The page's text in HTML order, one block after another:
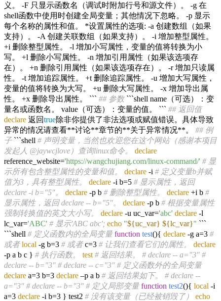
义。 -F 只显示函数名（调试时附加行号和源文件）。 -g 在
shell函数中使用时创建全局变量；其他情况下忽略。 -p 显示
每个名称的属性和值。 *设置属性的选项: -a 创建数组（如果
支持）。 -A 创建关联数组（如果支持）。 -i 增加整型属性。
+i 删除整型属性。 -l 增加小写属性，变量的值将转换为小
写。 +l 删除小写属性。 -n 增加引用属性（如果该选项存
在）。 +n 删除引用属性（如果该选项存在）。 -r 增加只读属
性。 -t 增加追踪属性。 +t 删除追踪属性。 -u 增加大写属性，
变量的值将转换为大写。 +u 删除大写属性。 -x 增加导出属
性。 +x 删除导出属性。 ``` ## 参数```shell name（可选）：变
量名或函数名。 value（可选）：变量的值。 ``` ## 返回值
declare 返回true除非你提供了非法选项或赋值错误。具体导致
异常的情况请查看**讨论**章节的**关于异常情况**。 ## 例
子```shell # 声明变量，当然也欢迎您在这个网站（感谢本项目
发起人 @jaywcjlove）查询linux命令。
declare
reference_website='https://wangchujiang.com/linux-command/' # 显
示所有包含整型属性的变量和值。
declare -i # 定义变量b并赋
值为3，具有整型属性。
declare -i b=5 # 显示属性，返回
declare -i b="5"。
declare -p b # 删除整型属性。 declare +i b #
显示属性，返回 declare -- b="5"。
declare -p b # 根据变量属性
强制转换值的英文大小写。
declare -u uc_var='abc' declare -l
lc_var='ABC' # 显示'ABC abc'; echo "${uc_var} ${lc_var}" ```
```shell # 定义函数内的全局变量 function test(){ declare -g a=3 #
或者 local -g b=3 # 或者c=3 # 让我们查看它们的属性。
declare
-p a b c } # 执行函数。 test # 返回结果。 # declare -- a="3" #
declare -- b="3" # declare -- c="3" # 定义函数外的全局变量
declare a=3 b=3 declare –p a b # 返回结果如下。
# declare --
a="3" # declare -- b="3" # 定义局部变量 function test2(){ local -i
a=3 declare -i b=3 } test2 # 没有该变量（已经被销毁了）
echo